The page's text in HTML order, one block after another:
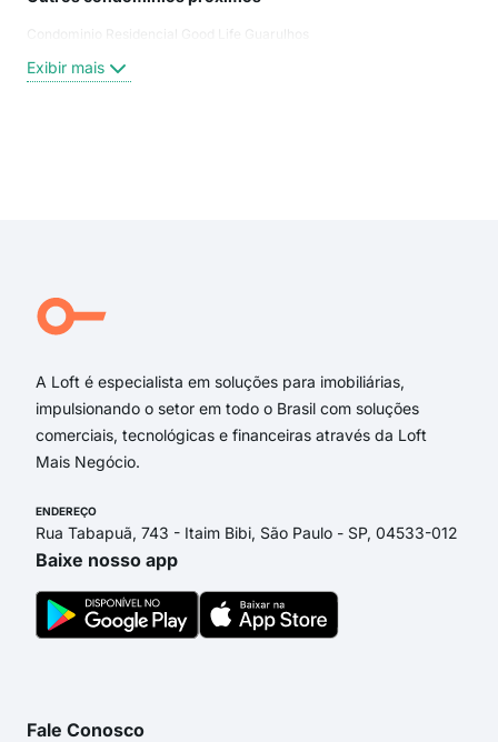
Condominio Residencial Good Life Guarulhos
Exibir mais
A Loft é especialista em soluções para imobiliárias,
impulsionando o setor em todo o Brasil com soluções
comerciais, tecnológicas e financeiras através da Loft
Mais Negócio.
ENDEREÇO
Rua Tabapuã, 743 - Itaim Bibi, São Paulo - SP, 04533-012
Baixe nosso app
Fale Conosco